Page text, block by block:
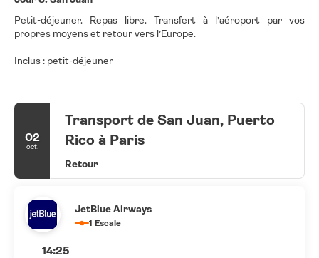
Petit-déjeuner. Repas libre. Transfert à l’aéroport par vos
propres moyens et retour vers l’Europe.
Inclus : petit-déjeuner
02
oct.
Transport de San Juan, Puerto
Rico à Paris
Retour
JetBlue Airways
1 Escale
14:25